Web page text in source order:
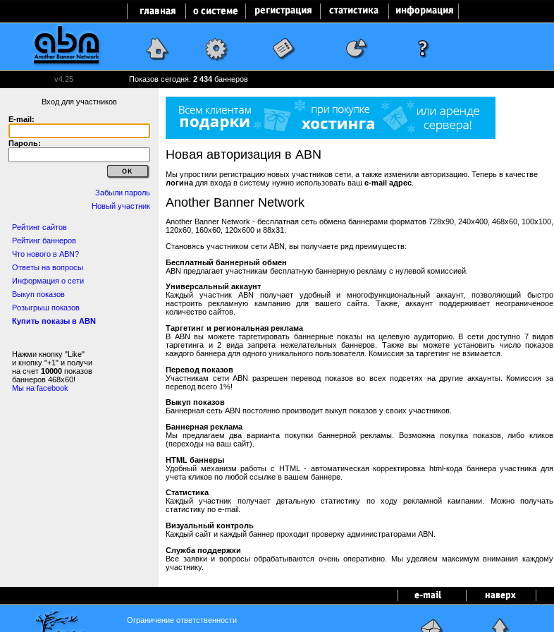
v4.25 Показов сегодня: 2 434 баннеров
Вход для участников
E-mail:
Пароль:
Забыли пароль
Новый участник
Рейтинг сайтов
Рейтинг баннеров
Что нового в ABN?
Ответы на вопросы
Информация о сети
Выкуп показов
Розыгрыш показов
Купить показы в ABN
Нажми кнопку "Like"
и кнопку "+1" и получи
на счет 10000 показов
баннеров 468x60!
Мы на facebook
Новая авторизация в ABN
Мы упростили регистрацию новых участников сети, а также изменили авторизацию. Теперь в качестве
логина для входа в систему нужно использовать ваш e-mail адрес
Another Banner Network
Another Banner Network - бесплатная сеть обмена баннерами форматов 728x90, 240x400, 468x60, 100x100,
120x60, 160x60, 120x600 и 88x31.
Становясь участником сети ABN, вы получаете ряд преимуществ:
Бесплатный баннерный обмен
ABN предлагает участникам бесплатную баннерную рекламу с нулевой комиссией.
Универсальный аккаунт
Каждый участник ABN получает удобный и многофункциональный аккаунт, позволяющий быстро
настроить рекламную кампанию для вашего сайта. Также, аккаунт поддерживает неограниченоое
количество сайтов.
Таргетинг и региональная реклама
В ABN вы можете таргетировать баннерные показы на целевую аудиторию. В сети доступно 7 видов
таргетинга и 2 вида запрета нежелательных баннеров. Также вы можете установить число показов
каждого баннера для одного уникального пользователя. Комиссия за таргетинг не взимается.
Перевод показов
Участникам сети ABN разрешен перевод показов во всех подсетях на другие аккаунты. Комиссия за
перевод всего 1%!
Выкуп показов
Баннерная сеть ABN постоянно производит выкуп показов у своих участников.
Баннерная реклама
Мы предлагаем два варианта покупки баннерной рекламы. Возможна покупка показов, либо кликов
(переходы на ваш сайт).
HTML баннеры
Удобный механизм работы с HTML - автоматическая корректировка html-кода баннера участника для
учета кликов по любой ссылке в вашем баннере.
Статистика
Каждый участник получает детальную статистику по ходу рекламной кампании. Можно получать
статистику по e-mail.
Визуальный контроль
Каждый сайт и каждый баннер проходит проверку администраторами ABN.
Служба поддержки
Все заявки и вопросы обрабатываются очень оперативно. Мы уделяем максимум внимания каждому
участнику.
Ограничение ответственности